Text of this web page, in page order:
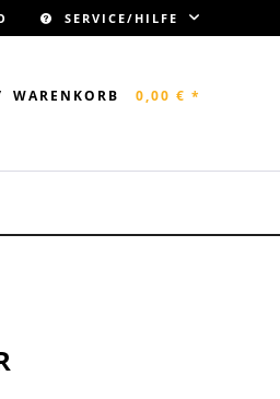
SERVICE/HILFE
WARENKORB 0,00 € *